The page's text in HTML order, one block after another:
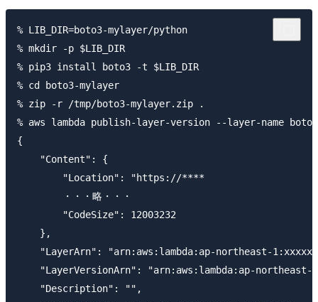
% LIB_DIR=boto3-mylayer/python
% mkdir -p $LIB_DIR
% pip3 install boto3 -t $LIB_DIR
% cd boto3-mylayer
% zip -r /tmp/boto3-mylayer.zip .
% aws lambda publish-layer-version --layer-name
{
    "Content": {
        "Location": "https://****
        ・・・略・・・
        "CodeSize": 12003232
    },
"LayerArn": "arn:aws:lambda:ap-northeast-
"LayerVersionArn": "arn:aws:lambda:ap-
    "Description": "",